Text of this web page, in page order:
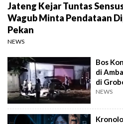
Jateng Kejar Tuntas
Wagub Minta Pendataan
Pekan
NEWS
Bos
di
di
NEWS